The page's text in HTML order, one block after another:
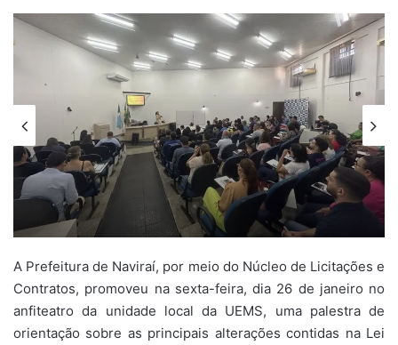
A Prefeitura de Naviraí, por meio do Núcleo de Licitações e
Contratos, promoveu na sexta-feira, dia 26 de janeiro no
anfiteatro da unidade local da UEMS, uma palestra de
orientação sobre as principais alterações contidas na Lei